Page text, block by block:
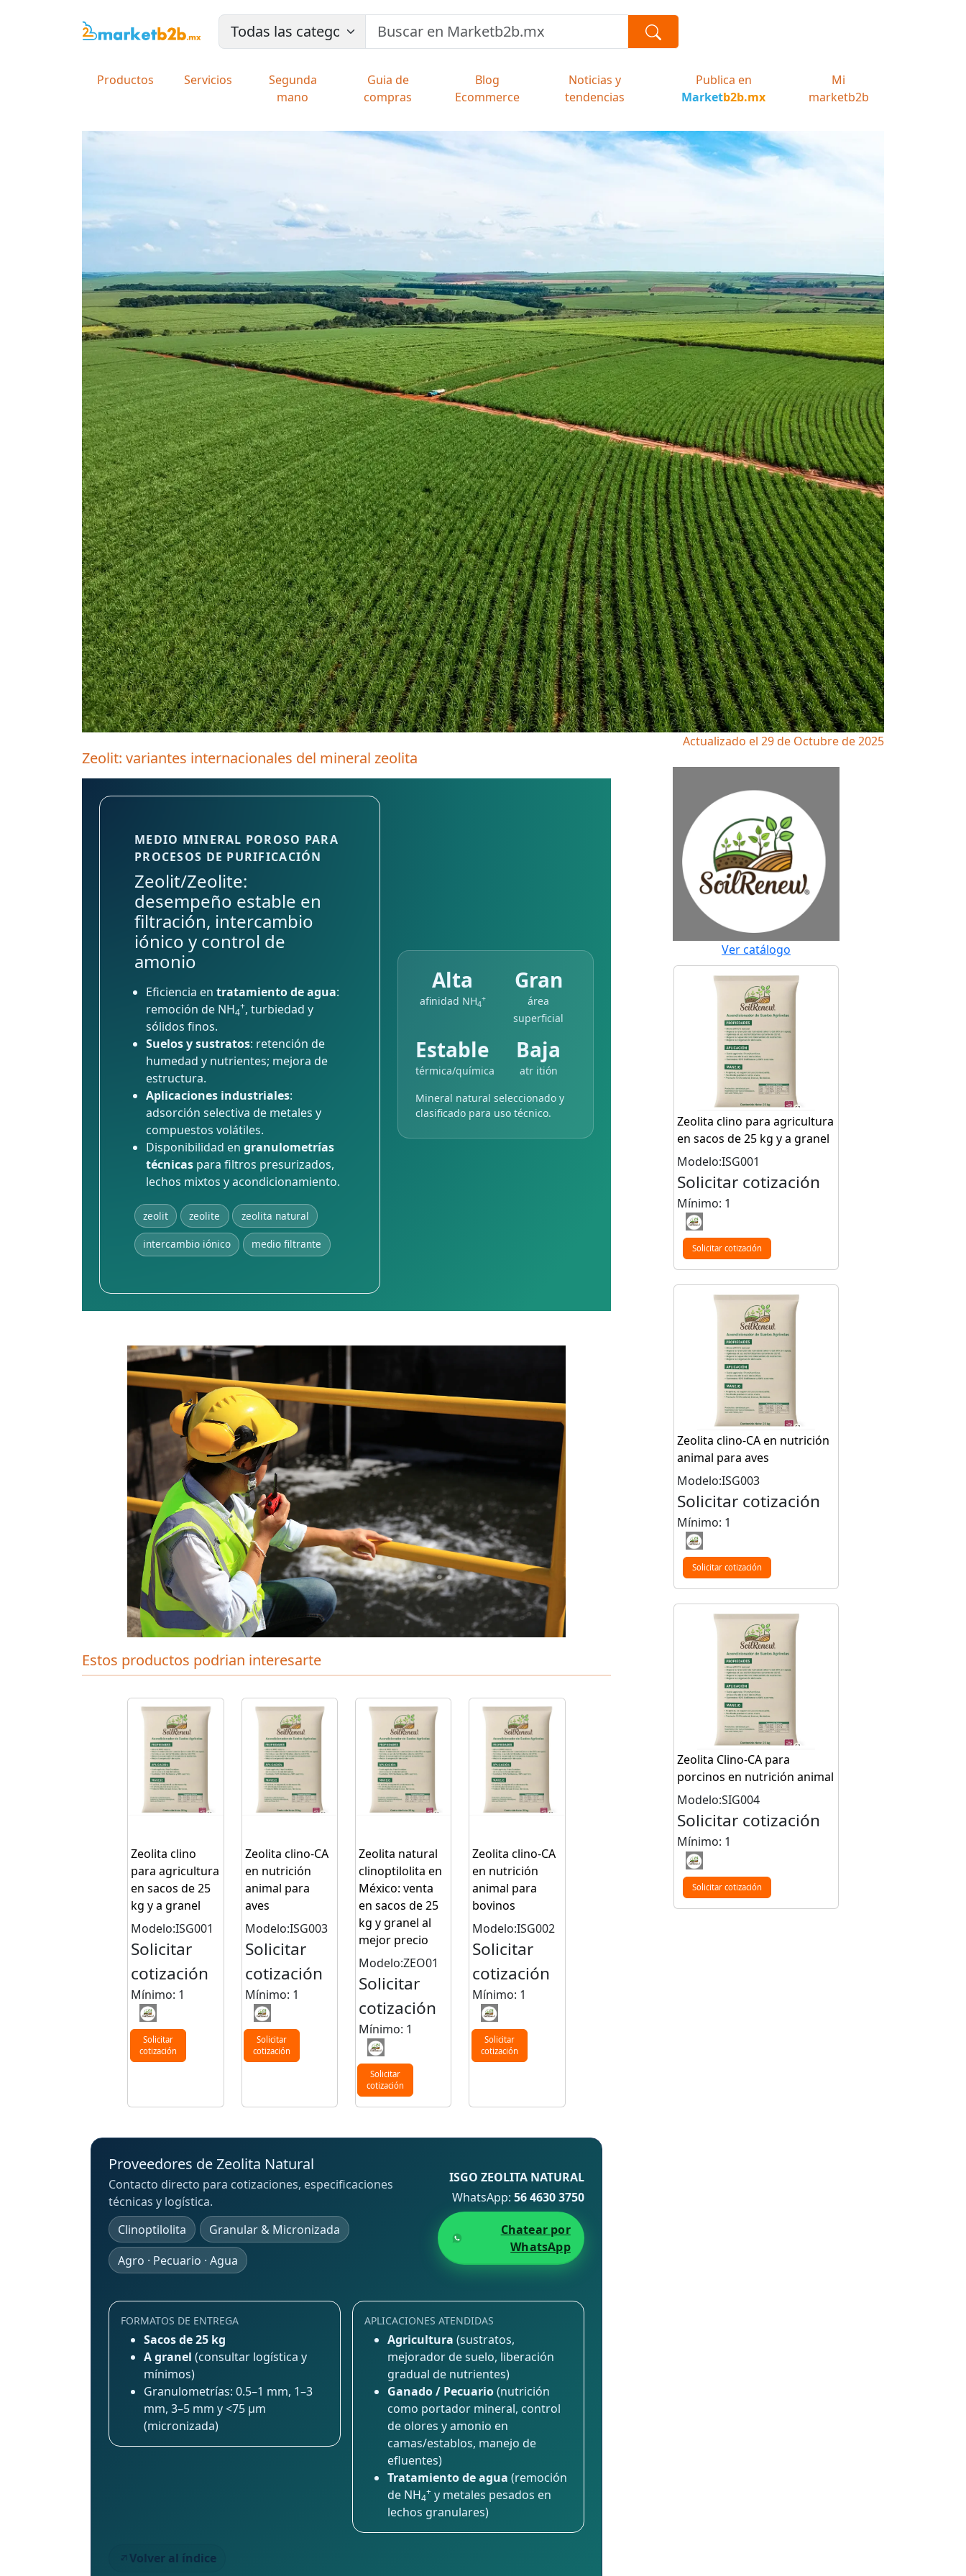
Productos Servicios
Segunda
mano
Guia de
compras
Blog
Ecommerce
Noticias y
tendencias
Publica en
Marketb2b.mx
Mi
marketb2b
Actualizado el 29 de Octubre de 2025
Zeolit: variantes internacionales del mineral zeolita
MEDIO MINERAL POROSO PARA
PROCESOS DE PURIFICACIÓN
Zeolit/Zeolite:
desempeño estable en
filtración, intercambio
iónico y control de
amonio
Eficiencia en tratamiento de agua:
remoción de NH4
+, turbiedad y
sólidos finos.
Suelos y sustratos: retención de
humedad y nutrientes; mejora de
estructura.
Aplicaciones industriales:
adsorción selectiva de metales y
compuestos volátiles.
Disponibilidad en granulometrías
técnicas para filtros presurizados,
lechos mixtos y acondicionamiento.
zeolit zeolite zeolita natural
intercambio iónico medio filtrante
Alta
afinidad NH4
+
Gran
área
superficial
Estable
térmica/química
Baja
atr itión
Mineral natural seleccionado y
clasificado para uso técnico.
Estos productos podrian interesarte
Zeolita clino
para agricultura
en sacos de 25
kg y a granel
Modelo:ISG001
Solicitar
cotización
Mínimo: 1
Solicitar
cotización
Zeolita clino-CA
en nutrición
animal para
aves
Modelo:ISG003
Solicitar
cotización
Mínimo: 1
Solicitar
cotización
Zeolita natural
clinoptilolita en
México: venta
en sacos de 25
kg y granel al
mejor precio
Modelo:ZEO01
Solicitar
cotización
Mínimo: 1
Solicitar
cotización
Zeolita clino-CA
en nutrición
animal para
bovinos
Modelo:ISG002
Solicitar
cotización
Mínimo: 1
Solicitar
cotización
Proveedores de Zeolita Natural
Contacto directo para cotizaciones, especificaciones
técnicas y logística.
Clinoptilolita
Granular & Micronizada
Agro · Pecuario · Agua
ISGO ZEOLITA NATURAL
WhatsApp: 56 4630 3750
Chatear por
WhatsApp
FORMATOS DE ENTREGA
Sacos de 25 kg
A granel (consultar logística y
mínimos)
Granulometrías: 0.5–1 mm, 1–3
mm, 3–5 mm y <75 μm
(micronizada)
APLICACIONES ATENDIDAS
Agricultura (sustratos,
mejorador de suelo, liberación
gradual de nutrientes)
Ganado / Pecuario(nutrición
como portador mineral, control
de olores y amonio en
camas/establos, manejo de
efluentes)
Tratamiento de agua (remoción
de NH4
+ y metales pesados en
lechos granulares)
Volver al índice
Ver catálogo
Zeolita clino para agricultura
en sacos de 25 kg y a granel
Modelo:ISG001
Solicitar cotización
Mínimo: 1
Solicitar cotización
Zeolita clino-CA en nutrición
animal para aves
Modelo:ISG003
Solicitar cotización
Mínimo: 1
Solicitar cotización
Zeolita Clino-CA para
porcinos en nutrición animal
Modelo:SIG004
Solicitar cotización
Mínimo: 1
Solicitar cotización